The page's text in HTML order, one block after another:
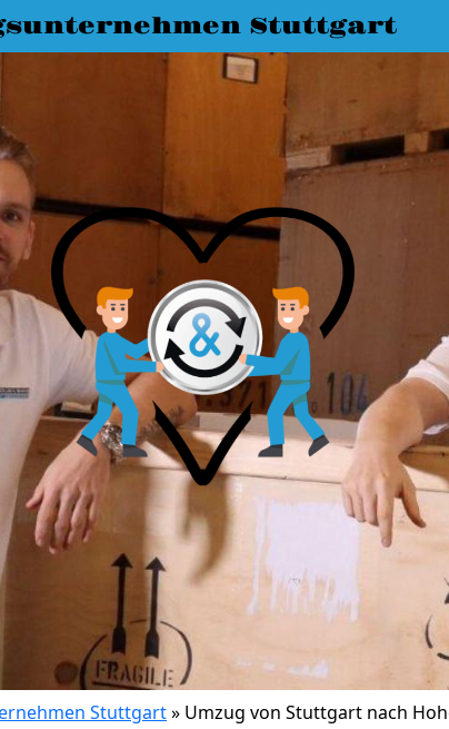
Stuttgart
Stuttgart» Umzug von Stuttgart nach